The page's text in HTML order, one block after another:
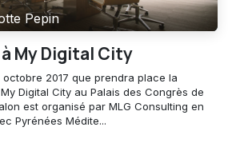
Pepin
à My Digital City
octobre 2017 que prendra place la
Digital City au Palais des Congrès de
est organisé par MLG Consulting en
Pyrénées Médite...